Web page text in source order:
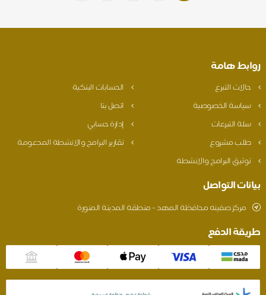
روابط هامة
حالات التبرع
الحسابات البنكية
سياسة الخصوصية
اتصل بنا
سلة التبرعات
إدارة حسابي
طلب مشروع
تقارير البرامج والانشطة المدعومة
توثيق البرامج والانشطة
بيانات التواصل
مركز صفينه محافظة المهد - منطقة المدينة المنورة
طريقة الدفع